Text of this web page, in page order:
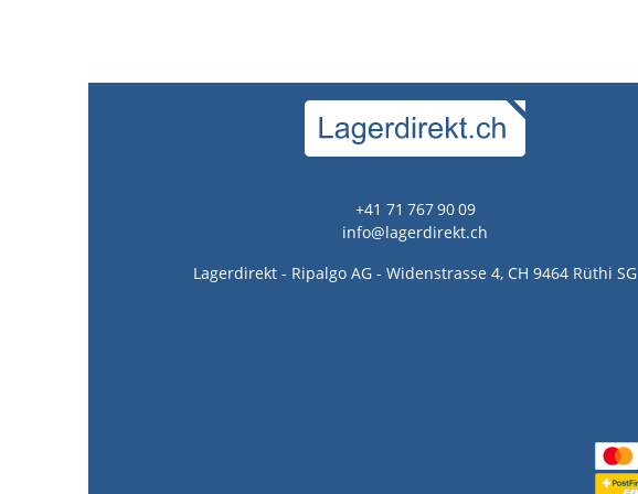
+41 71 767 90 09
info@lagerdirekt.ch
Lagerdirekt - Ripalgo AG - Widenstrasse 4, CH 9464 Rüthi SG